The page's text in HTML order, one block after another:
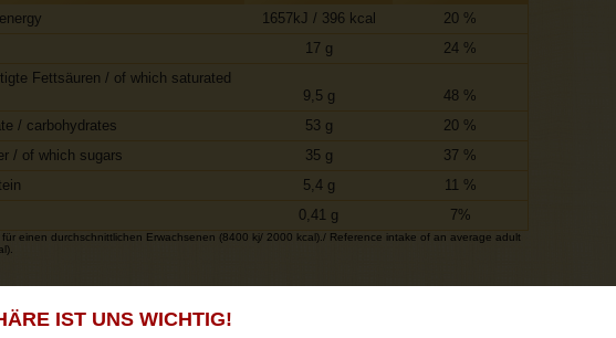
IST UNS WICHTIG!
1657kJ / 396 kcal
20 %
17 g
24 %
Fettsäuren / of which saturated
9,5 g
48 %
/ carbohydrates
53 g
20 %
/ of which sugars
35 g
37 %
5,4 g
11 %
0,41 g 7%
einen durchschnittlichen Erwachsenen (8400 kj/ 2000 kcal)./ Reference intake of an average adult